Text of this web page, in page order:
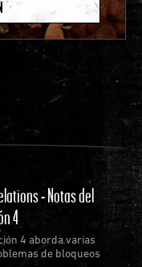
- Notas del
4
4 aborda varias
de bloqueos